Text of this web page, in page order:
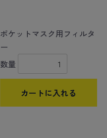
ポケットマスク用フィルタ
ー
数量
カートに入れる